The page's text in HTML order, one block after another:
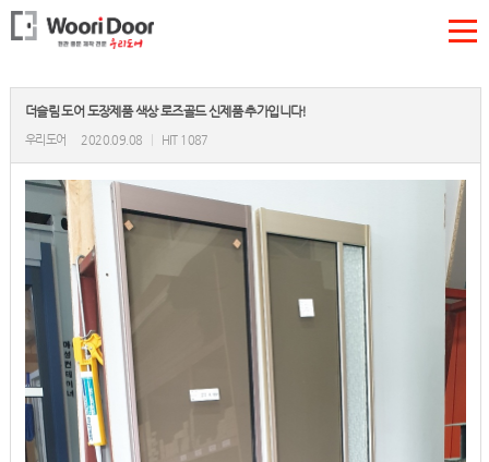
더슬림 도어 도장제품 색상 로즈골드 신제품 추가입니다!
우리도어 2020.09.08 HIT 1087